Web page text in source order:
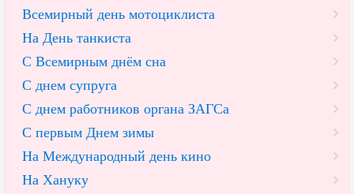
Всемирный день мотоциклиста
На День танкиста
С Всемирным днём сна
С днем супруга
С днем работников органа ЗАГСа
С первым Днем зимы
На Международный день кино
На Хануку